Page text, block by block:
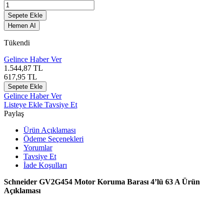
Sepete Ekle
Hemen Al
Tükendi
Gelince Haber Ver
1.544,87 TL
617,95 TL
Sepete Ekle
Gelince Haber Ver
Listeye Ekle Tavsiye Et
Paylaş
Ürün Açıklaması
Ödeme Seçenekleri
Yorumlar
Tavsiye Et
İade Koşulları
Schneider GV2G454 Motor Koruma Barası 4’lü 63 A Ürün
Açıklaması